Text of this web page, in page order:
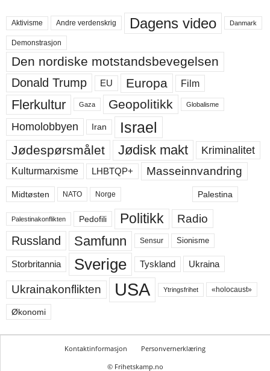
Aktivisme Andre verdenskrig Dagens video Danmark
Demonstrasjon
Den nordiske motstandsbevegelsen
Donald Trump EU Europa Film
Flerkultur Gaza Geopolitikk Globalisme
Homolobbyen Iran Israel
Jødespørsmålet Jødisk makt Kriminalitet
Kulturmarxisme LHBTQP+ Masseinnvandring
Midtøsten NATO Norge Palestina
Palestinakonflikten Pedofili Politikk Radio
Russland Samfunn Sensur Sionisme
Storbritannia Sverige Tyskland Ukraina
Ukrainakonflikten USA Ytringsfrihet «holocaust»
Økonomi
Kontaktinformasjon
Personvernerklæring
© Frihetskamp.no